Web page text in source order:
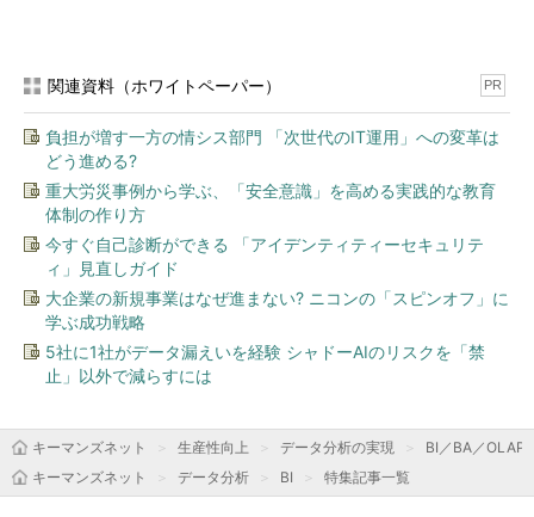
関連資料（ホワイトペーパー） PR
負担が増す一方の情シス部門 「次世代のIT運用」への変革は
どう進める?
重大労災事例から学ぶ、「安全意識」を高める実践的な教育
体制の作り方
今すぐ自己診断ができる 「アイデンティティーセキュリテ
ィ」見直しガイド
大企業の新規事業はなぜ進まない? ニコンの「スピンオフ」に
学ぶ成功戦略
5社に1社がデータ漏えいを経験 シャドーAIのリスクを「禁
止」以外で減らすには
キーマンズネット 生産性向上 データ分析の実現
BI／BA／OLAP
キーマンズネット
データ分析 BI 特集記事一覧